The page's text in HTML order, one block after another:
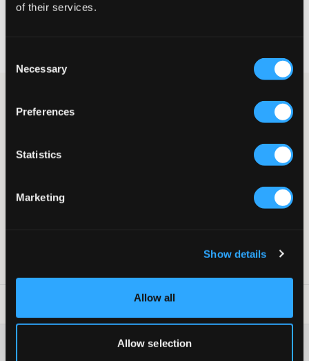
of their services.
Selection
Necessary
Preferences
Statistics
Marketing
Show details
Allow all
Allow selection
fickor och nedtill och vid ärmslut finns muddar. Denna hoodie är
en riktigt klassiker som passar perfekt till skolan och är snygg
Zip-hoodie
Muddar
Mer information om tvättråd